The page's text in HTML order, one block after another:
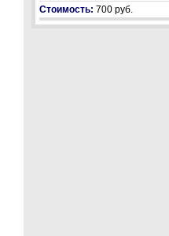
Стоимость: 700 руб.